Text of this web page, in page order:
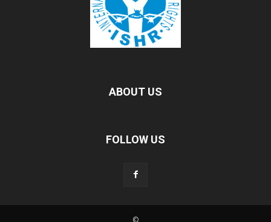
ABOUT US
FOLLOW US
©